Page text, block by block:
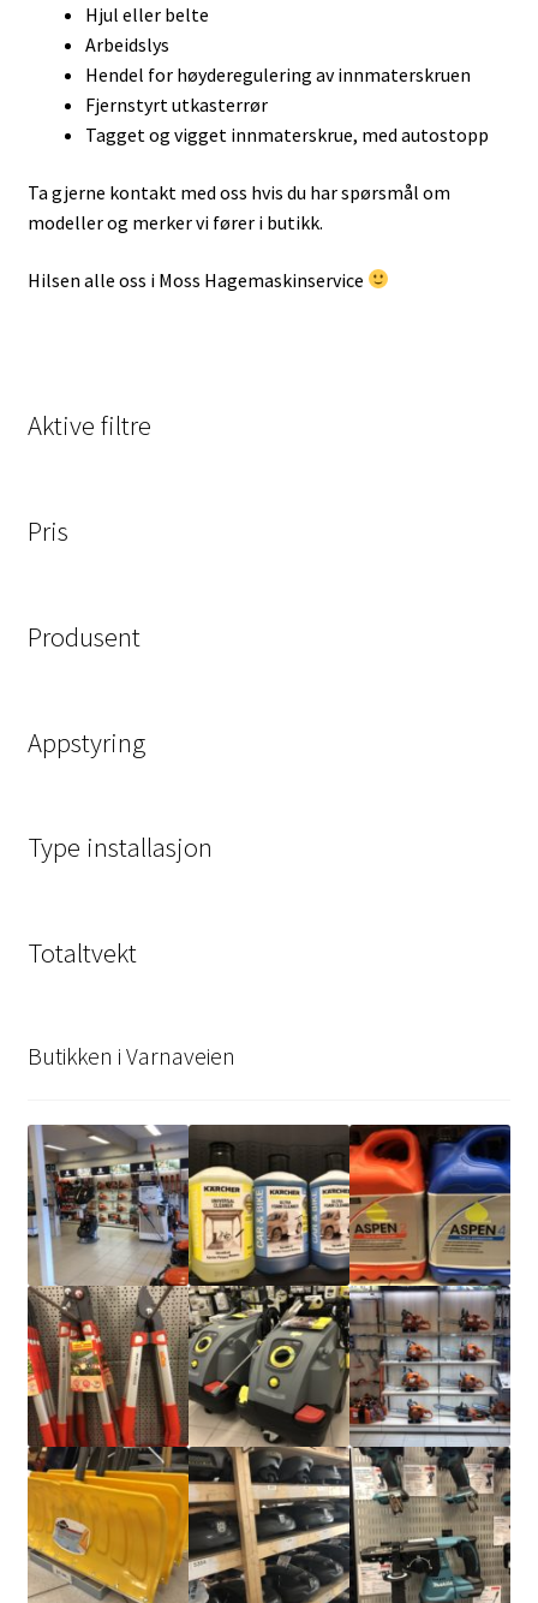
Hjul eller belte
Arbeidslys
Hendel for høyderegulering av innmaterskruen
Fjernstyrt utkasterrør
Tagget og vigget innmaterskrue, med autostopp
Ta gjerne kontakt med oss hvis du har spørsmål om
modeller og merker vi fører i butikk.
Hilsen alle oss i Moss Hagemaskinservice
Aktive filtre
Pris
Produsent
Appstyring
Type installasjon
Totaltvekt
Butikken i Varnaveien